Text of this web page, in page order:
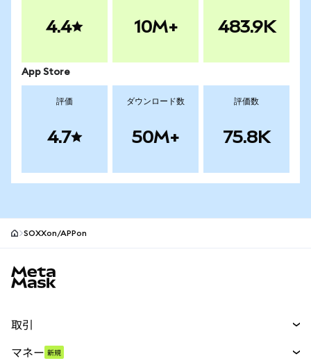
4.4 10M+ 483.9K
App Store
評価
4.7
ダウンロード数
50M+
評価数
75.8K
SOXXon/APPon
取引
マネー 新規